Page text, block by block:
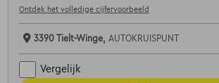
Ontdek het volledige cijfervoorbeeld
3390 Tielt-Winge, AUTOKRUISPUNT
Vergelijk